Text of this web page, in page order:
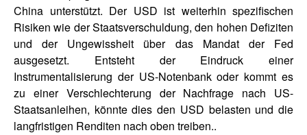
China unterstützt. Der USD ist weiterhin spezifischen
Risiken wie der Staatsverschuldung, den hohen Defiziten
und der Ungewissheit über das Mandat der Fed
ausgesetzt. Entsteht der Eindruck einer
Instrumentalisierung der US-Notenbank oder kommt es
zu einer Verschlechterung der Nachfrage nach US-
Staatsanleihen, könnte dies den USD belasten und die
langfristigen Renditen nach oben treiben..